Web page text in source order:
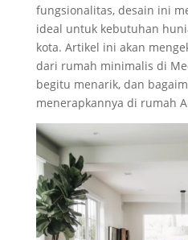
fungsionalitas, desain ini
ideal untuk kebutuhan
kota. Artikel ini akan
dari rumah minimalis di
begitu menarik, dan
menerapkannya di rumah